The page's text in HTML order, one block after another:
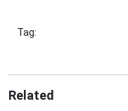
Tag:
Related